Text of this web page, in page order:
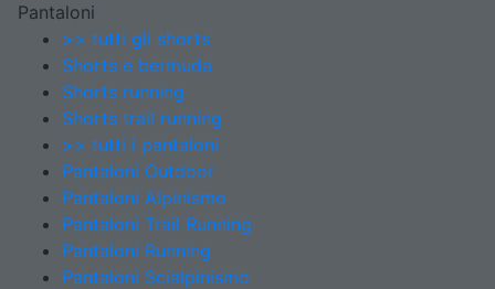
Pantaloni
>> tutti gli shorts
Shorts e bermuda
Shorts running
Shorts trail running
>> tutti i pantaloni
Pantaloni Outdoor
Pantaloni Alpinismo
Pantaloni Trail Running
Pantaloni Running
Pantaloni Scialpinismo